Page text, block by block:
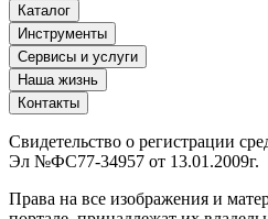
Каталог
Инструменты
Сервисы и услуги
Наша жизнь
Контакты
Свидетельство о регистрации
Эл №ФС77-34957 от 13.01.2009г.
Права на все изображения и